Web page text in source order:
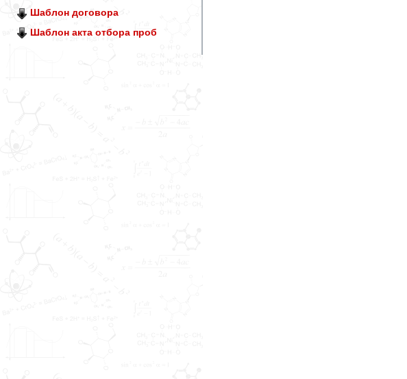
Шаблон договора
Шаблон акта отбора проб